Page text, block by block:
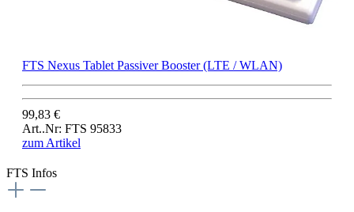
FTS Nexus Tablet Passiver Booster (LTE / WLAN)
99,83 €
Art..Nr: FTS 95833
zum Artikel
FTS Infos